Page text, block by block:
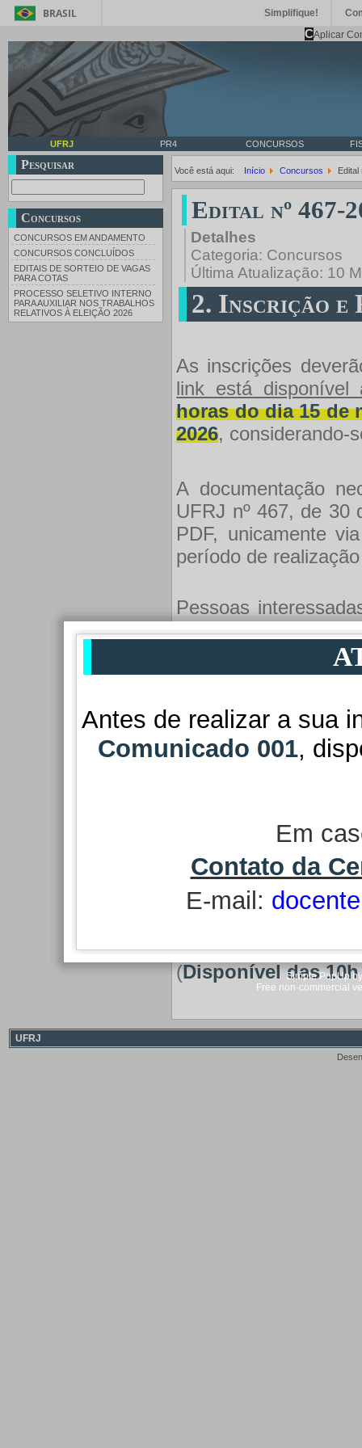
BRASIL Simplifique!
CAplicar
UFRJ PR4 CONCURSOS
Pesquisar
Concursos
CONCURSOS EM ANDAMENTO
CONCURSOS CONCLUÍDOS
EDITAIS DE SORTEIO DE VAGAS
PARA COTAS
PROCESSO SELETIVO INTERNO
PARA AUXILIAR NOS TRABALHOS
RELATIVOS À ELEIÇÃO 2026
Você está aqui: Início Concursos Edital
Edital nº 467-
Detalhes
Categoria: Concursos
Última Atualização: 10
2. Inscrição e
As inscrições
link está disponível
horas do dia 15 de
2026, considerando-
A documentação
UFRJ nº 467, de 30
PDF, unicamente
período de
Pessoas
com deficiência,
autodeclarados
observar, em
Logo, não haverá
“Aguardando
Acesso ao
seletivo simplificado.
(Disponível das 10h
UFRJ
Antes de realizar a sua
Comunicado 001,
Em
Contato da
E-mail:
Simple PopUp
Free non-commercial